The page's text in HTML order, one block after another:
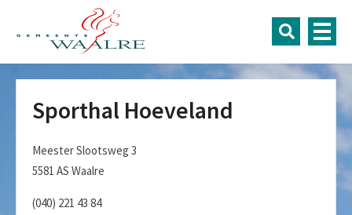
Sporthal Hoeveland
Meester Slootsweg 3
5581 AS Waalre
(040) 221 43 84